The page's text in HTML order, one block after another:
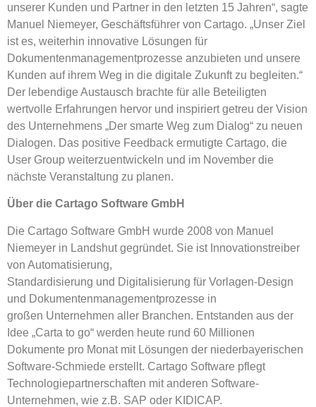
unserer Kunden und Partner in den letzten 15 Jahren“, sagte
Manuel Niemeyer, Geschäftsführer von Cartago. „Unser Ziel
ist es, weiterhin innovative Lösungen für
Dokumentenmanagementprozesse anzubieten und unsere
Kunden auf ihrem Weg in die digitale Zukunft zu begleiten.“
Der lebendige Austausch brachte für alle Beteiligten
wertvolle Erfahrungen hervor und inspiriert getreu der Vision
des Unternehmens „Der smarte Weg zum Dialog“ zu neuen
Dialogen. Das positive Feedback ermutigte Cartago, die
User Group weiterzuentwickeln und im November die
nächste Veranstaltung zu planen.
Über die Cartago Software GmbH
Die Cartago Software GmbH wurde 2008 von Manuel
Niemeyer in Landshut gegründet. Sie ist Innovationstreiber
von Automatisierung,
Standardisierung und Digitalisierung für Vorlagen-Design
und Doku­mentenmanagementprozesse in
großen Unternehmen aller Branchen. Entstanden aus der
Idee „Carta to go“ werden heute rund 60 Millionen
Dokumente pro Monat mit Lösungen der niederbayerischen
Software-Schmiede erstellt. Cartago Software pflegt
Technologiepartnerschaften mit anderen Software-
Unternehmen, wie z.B. SAP oder KIDICAP.